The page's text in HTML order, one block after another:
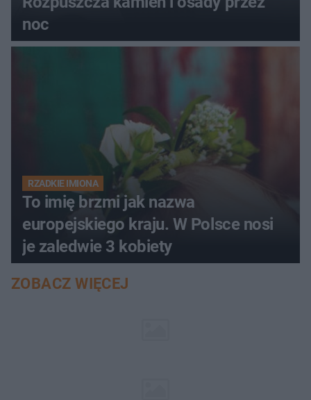
noc
RZADKIE IMIONA
To imię brzmi jak nazwa
europejskiego kraju. W Polsce nosi
je zaledwie 3 kobiety
ZOBACZ WIĘCEJ